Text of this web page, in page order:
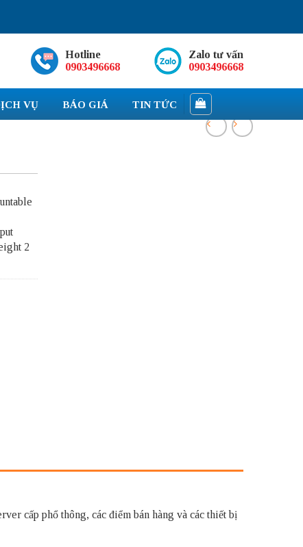
Hotline
0903496668
Zalo tư vấn
0903496668
VỤ BÁO GIÁ TIN TỨC
2
cấp phổ thông, các điểm bán hàng và các thiết bị